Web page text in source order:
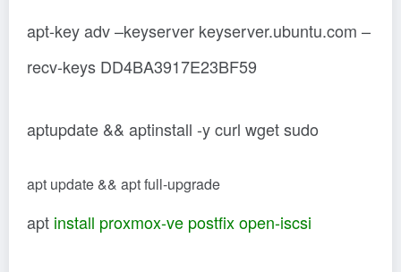
apt-key adv –keyserver keyserver.ubuntu.com –
recv-keys DD4BA3917E23BF59
aptupdate && aptinstall -y curl wget sudo
apt update && apt full-upgrade
apt install proxmox-ve postfix open-iscsi